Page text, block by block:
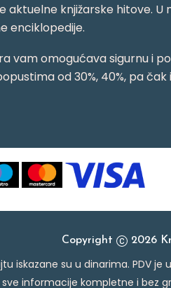
aktuelne knjižarske hitove.
enciklopedije.
vam omogućava sigurnu i
od 30%, 40%, pa čak
Copyright 2026
iskazane su u dinarima. PDV
sve informacije kompletne i bez